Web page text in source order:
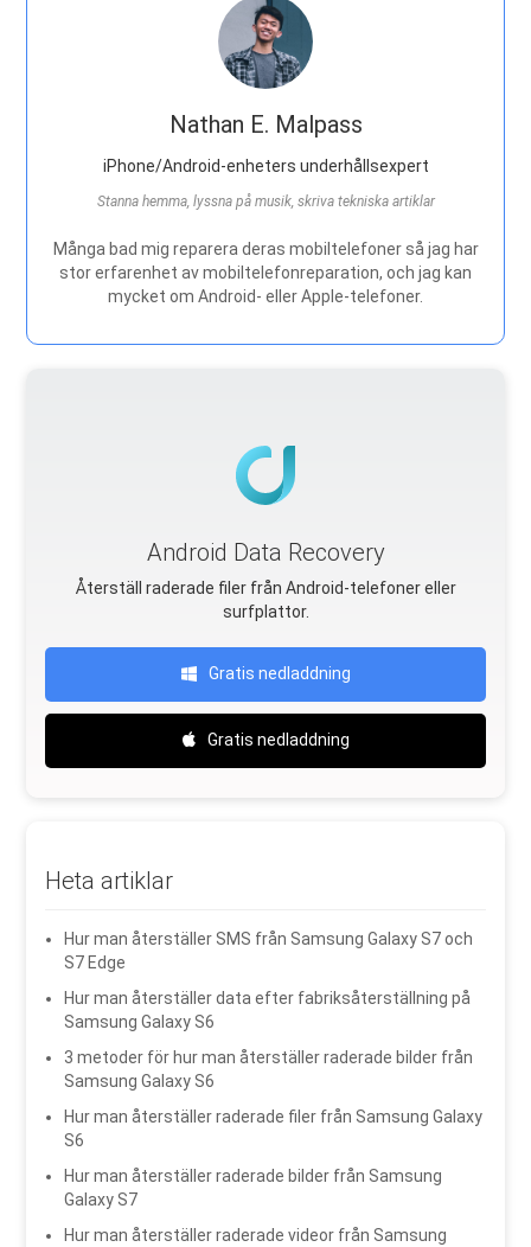
Nathan E. Malpass
iPhone/Android-enheters underhållsexpert
Stanna hemma, lyssna på musik, skriva tekniska artiklar
Många bad mig reparera deras mobiltelefoner så jag har
stor erfarenhet av mobiltelefonreparation, och jag kan
mycket om Android- eller Apple-telefoner.
Android Data Recovery
Återställ raderade filer från Android-telefoner eller
surfplattor.
Gratis nedladdning
Gratis nedladdning
Heta artiklar
Hur man återställer SMS från Samsung Galaxy S7 och
S7 Edge
Hur man återställer data efter fabriksåterställning på
Samsung Galaxy S6
3 metoder för hur man återställer raderade bilder från
Samsung Galaxy S6
Hur man återställer raderade filer från Samsung Galaxy
S6
Hur man återställer raderade bilder från Samsung
Galaxy S7
Hur man återställer raderade videor från Samsung